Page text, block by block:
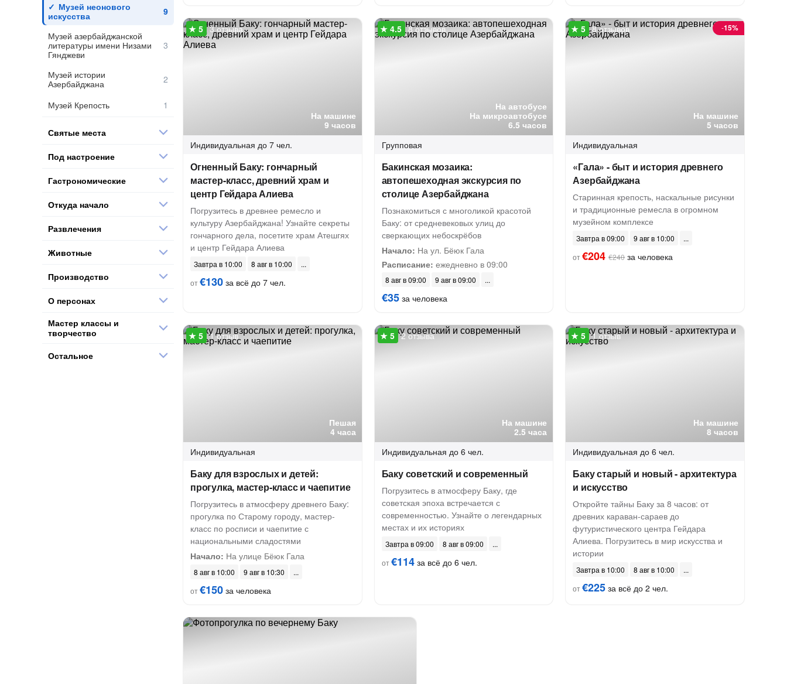
На машине
9 часов
3 отзыва
Индивидуальная до 7 чел.
Огненный Баку: гончарный
мастер-класс, древний храм и
центр Гейдара Алиева
Погрузитесь в древнее ремесло и
культуру Азербайджана! Узнайте секреты
гончарного дела, посетите храм Атешгях
и центр Гейдара Алиева
Завтра в 10:00
8 авг в 10:00
от€130 за всё до 7 чел.
На автобусе
На микроавтобусе
6.5 часов
8 отзывов
Групповая
Бакинская мозаика:
автопешеходная экскурсия по
столице Азербайджана
Познакомиться с многоликой красотой
Баку: от средневековых улиц до
сверкающих небоскрёбов
Начало: На ул. Бёюк Гала
Расписание: ежедневно в 09:00
8 авг в 09:00 9 авг в 09:00
€35за человека
На машине
5 часов
-15%
8 отзывов
Индивидуальная
«Гала» - быт и история древнего
Азербайджана
Старинная крепость, наскальные рисунки
и традиционные ремесла в огромном
музейном комплексе
Завтра в 09:00
9 авг в 10:00
от€204 €240за человека
Пешая
4 часа
1 отзыв
Индивидуальная
Баку для взрослых и детей:
прогулка, мастер-класс и чаепитие
Погрузитесь в атмосферу древнего Баку:
прогулка по Старому городу, мастер-
класс по росписи и чаепитие с
национальными сладостями
Начало: На улице Бёюк Гала
8 авг в 10:00
9 авг в 10:30
от€150 за человека
На машине
2.5 часа
2 отзыва
Индивидуальная до 6 чел.
Баку советский и современный
Погрузитесь в атмосферу Баку, где
советская эпоха встречается с
современностью. Узнайте о легендарных
местах и их историях
Завтра в 09:00
8 авг в 09:00
от€114за всё до 6 чел.
На машине
8 часов
1 отзыв
Индивидуальная до 6 чел.
Баку старый и новый - архитектура
и искусство
Откройте тайны Баку за 8 часов: от
древних караван-сараев до
футуристического центра Гейдара
Алиева. Погрузитесь в мир искусства и
истории
Завтра в 10:00
8 авг в 10:00
от€225 за всё до 2 чел.
Музей неонового
искусства
Музей азербайджанской
литературы имени Низами
Гянджеви
Музей истории
Азербайджана
Музей Крепость
Святые места
Под настроение
Гастрономические
Откуда начало
Развлечения
Животные
Производство
О персонах
Мастер классы и
творчество
Остальное